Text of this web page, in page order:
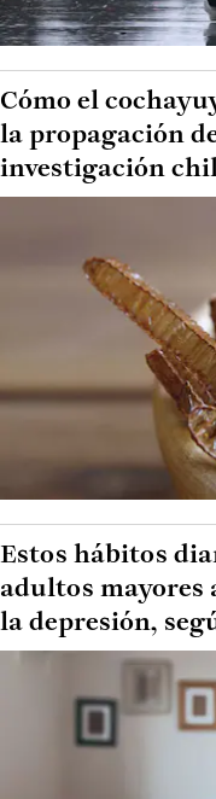
Cómo el
la propagación
investigación
Estos hábitos
adultos
la depresión,